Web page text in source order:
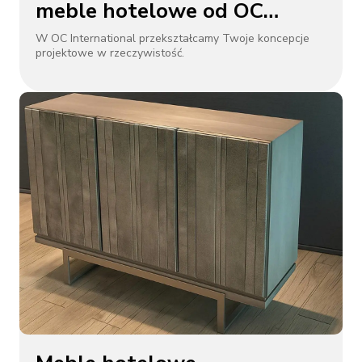
meble hotelowe od OC
International
W OC International przekształcamy Twoje koncepcje
projektowe w rzeczywistość.